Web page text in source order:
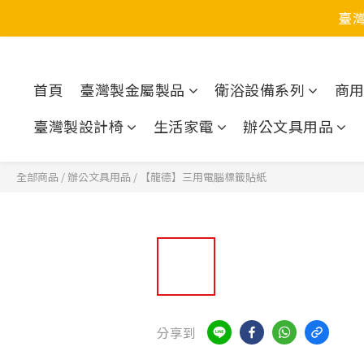
臺
首頁 臺灣製金屬製品 衛浴設備系列
商
臺灣製設計椅
生活家電 辦公文具用品
全部商品 /辦公文具用品 / 【龍德】三用電腦標籤貼紙
分享到